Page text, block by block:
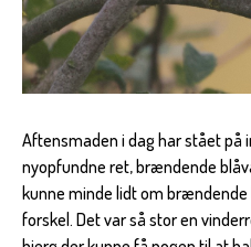
Aftensmaden i dag har stået på
nyopfundne ret, brændende
kunne minde lidt om
forskel. Det var så stor en